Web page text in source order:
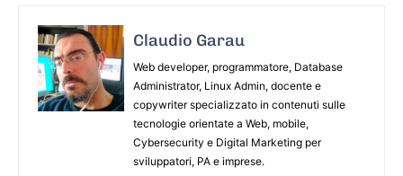
Claudio Garau
Web developer, programmatore, Database
Administrator, Linux Admin, docente e
copywriter specializzato in contenuti sulle
tecnologie orientate a Web, mobile,
Cybersecurity e Digital Marketing per
sviluppatori, PA e imprese.